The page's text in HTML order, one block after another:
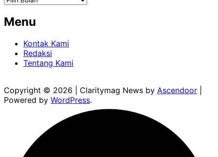
Menu
Kontak Kami
Redaksi
Tentang Kami
Copyright © 2026 | Claritymag News by Ascendoor
Powered by WordPress.